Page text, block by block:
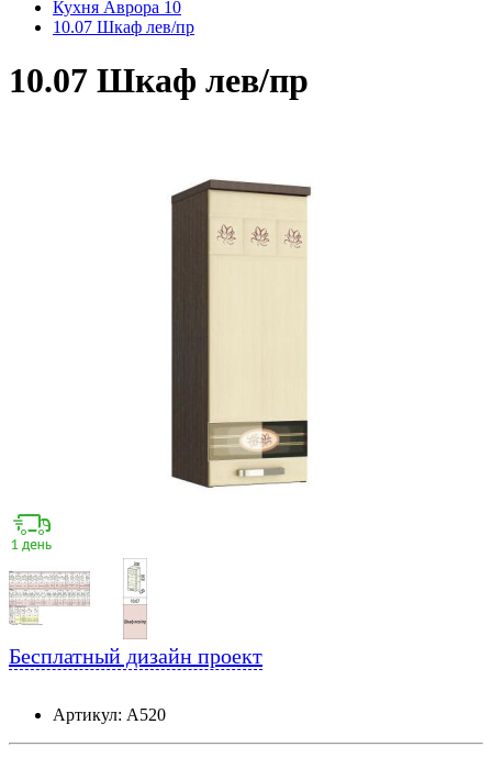
Кухня Аврора 10
10.07 Шкаф лев/пр
10.07 Шкаф лев/пр
Бесплатный дизайн проект
Артикул: А520